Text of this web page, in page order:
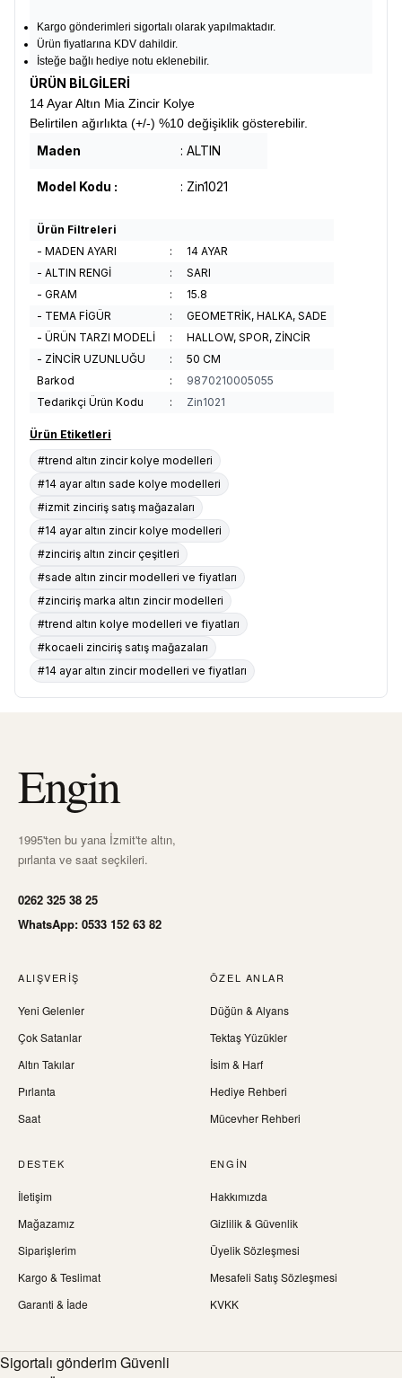
Kargo gönderimleri sigortalı olarak yapılmaktadır.
Ürün fiyatlarına KDV dahildir.
İsteğe bağlı hediye notu eklenebilir.
ÜRÜN BİLGİLERİ
14 Ayar Altın Mia Zincir Kolye
Belirtilen ağırlıkta (+/-) %10 değişiklik gösterebilir.
Maden : ALTIN
Model Kodu : : Zin1021
Ürün Filtreleri
- MADEN AYARI
:
14 AYAR
- ALTIN RENGİ
:
SARI
- GRAM
:
15.8
- TEMA FİGÜR
:
GEOMETRİK, HALKA, SADE
- ÜRÜN TARZI MODELİ
:
HALLOW, SPOR, ZİNCİR
- ZİNCİR UZUNLUĞU
:
50 CM
Barkod
:
9870210005055
Tedarikçi Ürün Kodu
: Zin1021
Ürün Etiketleri
#trend altın zincir kolye modelleri
#14 ayar altın sade kolye modelleri
#izmit zinciriş satış mağazaları
#14 ayar altın zincir kolye modelleri
#zinciriş altın zincir çeşitleri
#sade altın zincir modelleri ve fiyatları
#zinciriş marka altın zincir modelleri
#trend altın kolye modelleri ve fiyatları
#kocaeli zinciriş satış mağazaları
#14 ayar altın zincir modelleri ve fiyatları
Engin
1995'ten bu yana İzmit'te altın,
pırlanta ve saat seçkileri.
0262 325 38 25
WhatsApp: 0533 152 63 82
ALIŞVERIŞ
Yeni Gelenler
Çok Satanlar
Altın Takılar
Pırlanta
Saat
ÖZEL ANLAR
Düğün & Alyans
Tektaş Yüzükler
İsim & Harf
Hediye Rehberi
Mücevher Rehberi
DESTEK
İletişim
Mağazamız
Siparişlerim
Kargo & Teslimat
Garanti & İade
ENGIN
Hakkımızda
Gizlilik & Güvenlik
Üyelik Sözleşmesi
Mesafeli Satış Sözleşmesi
KVKK
Sigortalı gönderim Güvenli